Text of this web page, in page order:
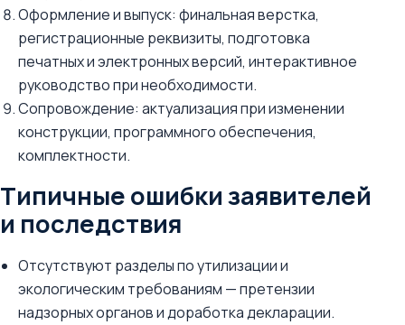
Оформление и выпуск: финальная верстка,
регистрационные реквизиты, подготовка
печатных и электронных версий, интерактивное
руководство при необходимости.
Сопровождение: актуализация при изменении
конструкции, программного обеспечения,
комплектности.
Типичные ошибки заявителей
и последствия
Отсутствуют разделы по утилизации и
экологическим требованиям — претензии
надзорных органов и доработка декларации.